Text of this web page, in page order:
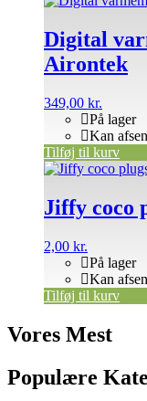
Digital
Airontek
349,00 kr.
På lager
Kan
Tilføj til kurv
Jiffy coco
2,00 kr.
På lager
Kan
Tilføj til kurv
Vores Mest
Populære